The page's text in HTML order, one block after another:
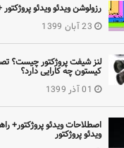
رزولوشن ویدئو ویدئو پروژکتور
23 آبان 1399
لنز شیفت پروژکتور چیست؟
کیستون چه کارایی دارد؟
01 آذر 1399
اصطلاحات ویدئو پروژکتور+
ویدئو پروژکتور